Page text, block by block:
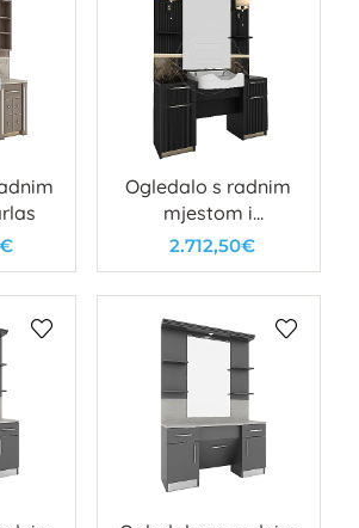
Ogledalo s radnim
mjestom i
umivaonikom
2.712,50€